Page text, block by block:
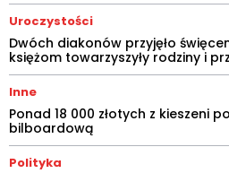
Uroczystości
Dwóch diakonów przyjęło
księżom towarzyszyły rodziny i
Inne
Ponad 18 000 złotych z kieszeni
bilboardową
Polityka